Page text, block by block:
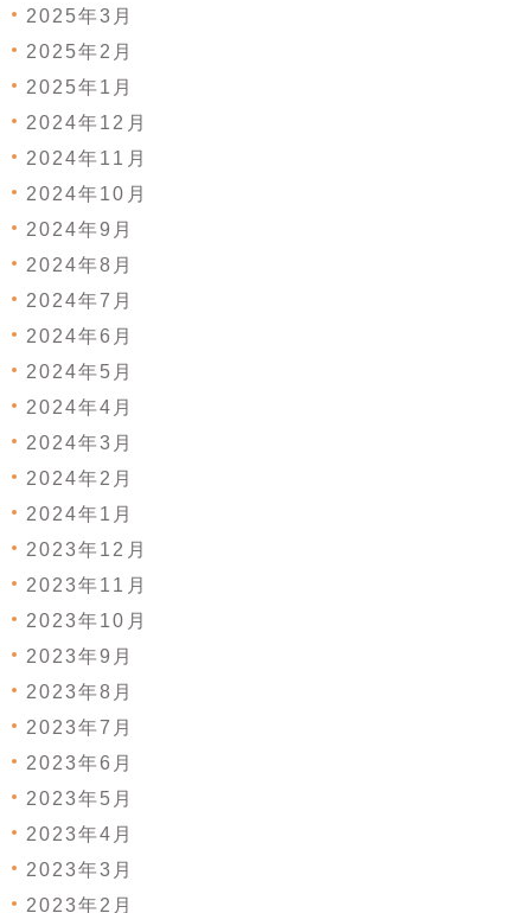
2025年3月
2025年2月
2025年1月
2024年12月
2024年11月
2024年10月
2024年9月
2024年8月
2024年7月
2024年6月
2024年5月
2024年4月
2024年3月
2024年2月
2024年1月
2023年12月
2023年11月
2023年10月
2023年9月
2023年8月
2023年7月
2023年6月
2023年5月
2023年4月
2023年3月
2023年2月